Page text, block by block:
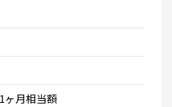
ヶ月相当額